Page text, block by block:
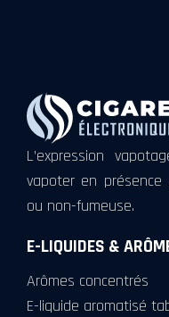
L’expression
vapoter en présence
ou non-fumeuse.
E-LIQUIDES &
Arômes concentrés
E-liquide aromatisé